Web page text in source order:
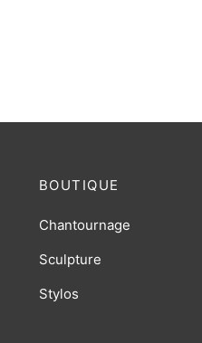
BOUTIQUE
Chantournage
Sculpture
Stylos